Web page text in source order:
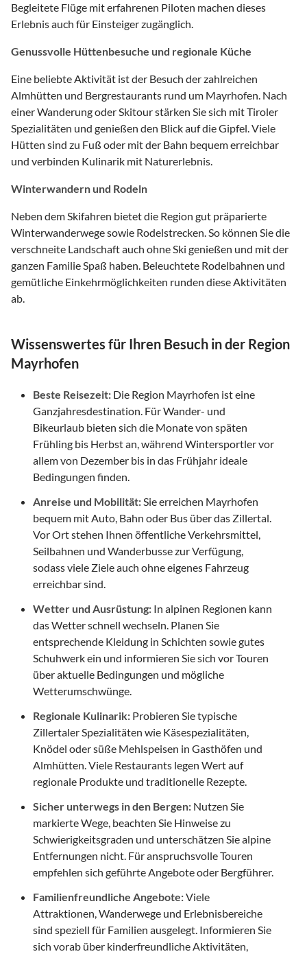
Begleitete Flüge mit erfahrenen Piloten machen dieses
Erlebnis auch für Einsteiger zugänglich.
Genussvolle Hüttenbesuche und regionale Küche
Eine beliebte Aktivität ist der Besuch der zahlreichen
Almhütten und Bergrestaurants rund um Mayrhofen. Nach
einer Wanderung oder Skitour stärken Sie sich mit Tiroler
Spezialitäten und genießen den Blick auf die Gipfel. Viele
Hütten sind zu Fuß oder mit der Bahn bequem erreichbar
und verbinden Kulinarik mit Naturerlebnis.
Winterwandern und Rodeln
Neben dem Skifahren bietet die Region gut präparierte
Winterwanderwege sowie Rodelstrecken. So können Sie die
verschneite Landschaft auch ohne Ski genießen und mit der
ganzen Familie Spaß haben. Beleuchtete Rodelbahnen und
gemütliche Einkehrmöglichkeiten runden diese Aktivitäten
ab.
Wissenswertes für Ihren Besuch in der Region
Mayrhofen
Beste Reisezeit: Die Region Mayrhofen ist eine
Ganzjahresdestination. Für Wander- und
Bikeurlaub bieten sich die Monate von späten
Frühling bis Herbst an, während Wintersportler vor
allem von Dezember bis in das Frühjahr ideale
Bedingungen finden.
Anreise und Mobilität:Sie erreichen Mayrhofen
bequem mit Auto, Bahn oder Bus über das Zillertal.
Vor Ort stehen Ihnen öffentliche Verkehrsmittel,
Seilbahnen und Wanderbusse zur Verfügung,
sodass viele Ziele auch ohne eigenes Fahrzeug
erreichbar sind.
Wetter und Ausrüstung: In alpinen Regionen kann
das Wetter schnell wechseln. Planen Sie
entsprechende Kleidung in Schichten sowie gutes
Schuhwerk ein und informieren Sie sich vor Touren
über aktuelle Bedingungen und mögliche
Wetterumschwünge.
Regionale Kulinarik: Probieren Sie typische
Zillertaler Spezialitäten wie Käsespezialitäten,
Knödel oder süße Mehlspeisen in Gasthöfen und
Almhütten. Viele Restaurants legen Wert auf
regionale Produkte und traditionelle Rezepte.
Sicher unterwegs in den Bergen: Nutzen Sie
markierte Wege, beachten Sie Hinweise zu
Schwierigkeitsgraden und unterschätzen Sie alpine
Entfernungen nicht. Für anspruchsvolle Touren
empfehlen sich geführte Angebote oder Bergführer.
Familienfreundliche Angebote:Viele
Attraktionen, Wanderwege und Erlebnisbereiche
sind speziell für Familien ausgelegt. Informieren Sie
sich vorab über kinderfreundliche Aktivitäten,